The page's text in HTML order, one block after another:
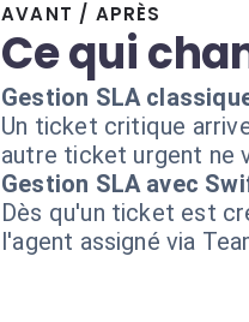
AVANT / APRÈS
Ce qui
Gestion SLA
Un ticket critique
autre ticket urgent ne
Gestion SLA avec
Dès qu'un ticket est
l'agent assigné via